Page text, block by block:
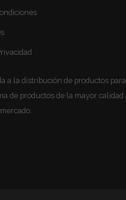
a la distribución de productos para
de productos de la mayor calidad